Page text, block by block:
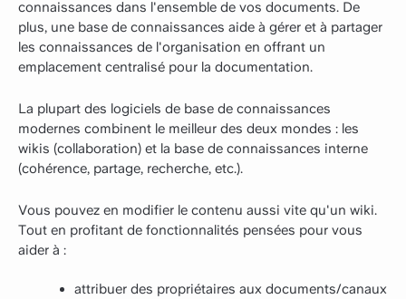
connaissances dans l'ensemble de vos documents. De
plus, une base de connaissances aide à gérer et à partager
les connaissances de l'organisation en offrant un
emplacement centralisé pour la documentation.
La plupart des logiciels de base de connaissances
modernes combinent le meilleur des deux mondes : les
wikis (collaboration) et la base de connaissances interne
(cohérence, partage, recherche, etc.).
Vous pouvez en modifier le contenu aussi vite qu'un wiki.
Tout en profitant de fonctionnalités pensées pour vous
aider à :
attribuer des propriétaires aux documents/canaux